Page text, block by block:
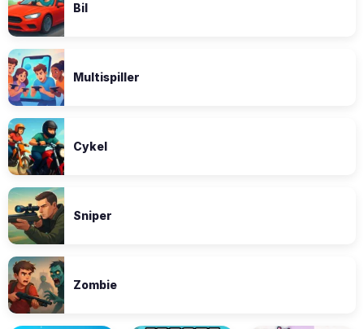
Bil
Multispiller
Cykel
Sniper
Zombie